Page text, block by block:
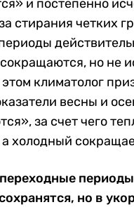
и постепенно
стирания четких
но не
климатолог
весны и
за счет чего
холодный
но в